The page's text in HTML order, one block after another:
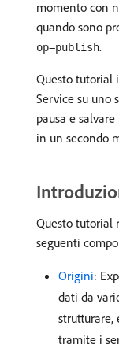
momento con
quando sono
op=publish.
Questo tutorial
Service su uno
pausa e
in un secondo
Questo tutorial
seguenti
Origini:
dati da
tramite i